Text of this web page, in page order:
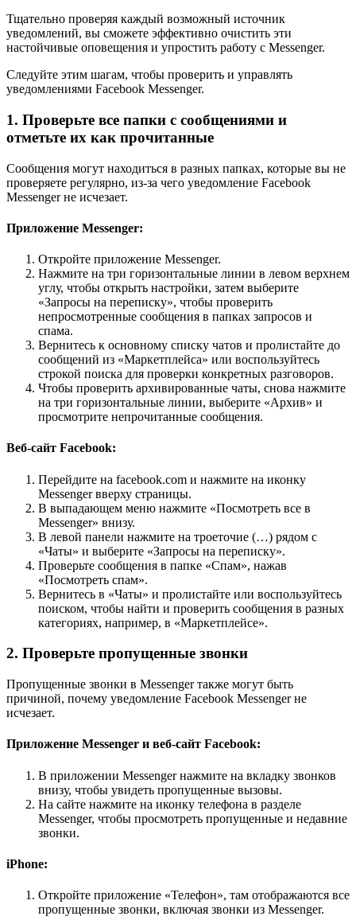
Тщательно проверяя каждый возможный источник
уведомлений, вы сможете эффективно очистить эти
настойчивые оповещения и упростить работу с Messenger.
Следуйте этим шагам, чтобы проверить и управлять
уведомлениями Facebook Messenger.
1. Проверьте все папки с сообщениями и
отметьте их как прочитанные
Сообщения могут находиться в разных папках, которые вы не
проверяете регулярно, из-за чего уведомление Facebook
Messenger не исчезает.
Приложение Messenger:
Откройте приложение Messenger.
Нажмите на три горизонтальные линии в левом верхнем
углу, чтобы открыть настройки, затем выберите
«Запросы на переписку», чтобы проверить
непросмотренные сообщения в папках запросов и
спама.
Вернитесь к основному списку чатов и пролистайте до
сообщений из «Маркетплейса» или воспользуйтесь
строкой поиска для проверки конкретных разговоров.
Чтобы проверить архивированные чаты, снова нажмите
на три горизонтальные линии, выберите «Архив» и
просмотрите непрочитанные сообщения.
Веб-сайт Facebook:
Перейдите на facebook.com и нажмите на иконку
Messenger вверху страницы.
В выпадающем меню нажмите «Посмотреть все в
Messenger» внизу.
В левой панели нажмите на троеточие (…) рядом с
«Чаты» и выберите «Запросы на переписку».
Проверьте сообщения в папке «Спам», нажав
«Посмотреть спам».
Вернитесь в «Чаты» и пролистайте или воспользуйтесь
поиском, чтобы найти и проверить сообщения в разных
категориях, например, в «Маркетплейсе».
2. Проверьте пропущенные звонки
Пропущенные звонки в Messenger также могут быть
причиной, почему уведомление Facebook Messenger не
исчезает.
Приложение Messenger и веб-сайт Facebook:
В приложении Messenger нажмите на вкладку звонков
внизу, чтобы увидеть пропущенные вызовы.
На сайте нажмите на иконку телефона в разделе
Messenger, чтобы просмотреть пропущенные и недавние
звонки.
iPhone:
Откройте приложение «Телефон», там отображаются все
пропущенные звонки, включая звонки из Messenger.